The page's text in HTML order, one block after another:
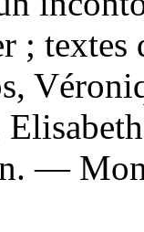
; textes
—